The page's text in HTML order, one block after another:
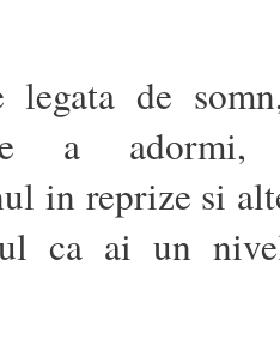
legata de
a adormi,
in reprize si
ca ai un